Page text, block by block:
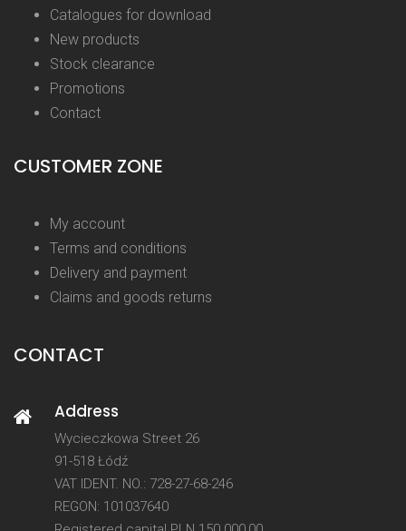
Catalogues for download
New products
Stock clearance
Promotions
Contact
CUSTOMER ZONE
My account
Terms and conditions
Delivery and payment
Claims and goods returns
CONTACT
Address
Wycieczkowa Street 26
91-518 Łódź
VAT IDENT. NO.: 728-27-68-246
REGON: 101037640